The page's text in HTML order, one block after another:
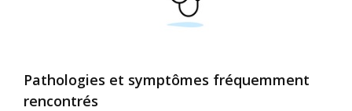
Pathologies et symptômes fréquemment
rencontrés